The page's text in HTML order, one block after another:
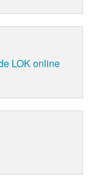
LOK online